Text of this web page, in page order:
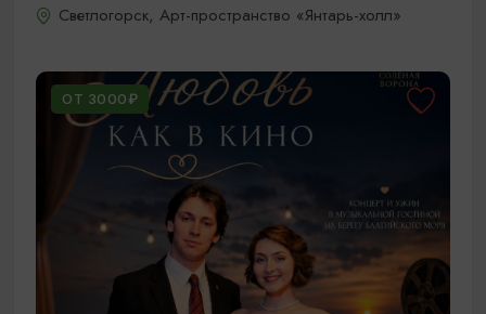
Светлогорск, Арт-пространство «Янтарь-холл»
ОТ 3000₽